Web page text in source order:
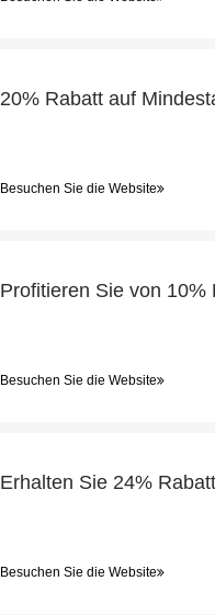
Besuchen Sie die Website
Besuchen Sie die Website
Besuchen Sie die Website